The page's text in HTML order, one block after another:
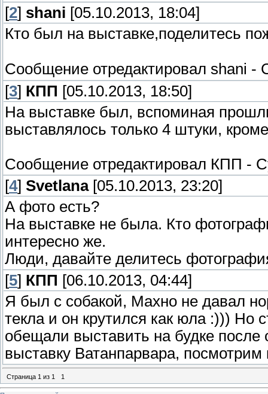
[2] shani [05.10.2013, 18:04]
Кто был на выставке,поделитесь
Сообщение отредактировал shani -
[3] КПП [05.10.2013, 18:50]
На выставке был, вспоминая
выставлялось только 4 штуки,
Сообщение отредактировал КПП -
[4] Svetlana[05.10.2013, 23:20]
А фото есть?
На выставке не была. Кто
интересно же.
Люди, давайте делитесь
[5] КПП [06.10.2013, 04:44]
Я был с собакой, Махно не давал
текла и он крутился как юла :))) Но
обещали выставить на будке после
выставку Ватанпарвара, посмотрим
Страница 1 из 1 1